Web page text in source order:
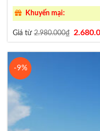
Khuyến mại:
Giá từ2.980.000₫
Giá
là:
-9%